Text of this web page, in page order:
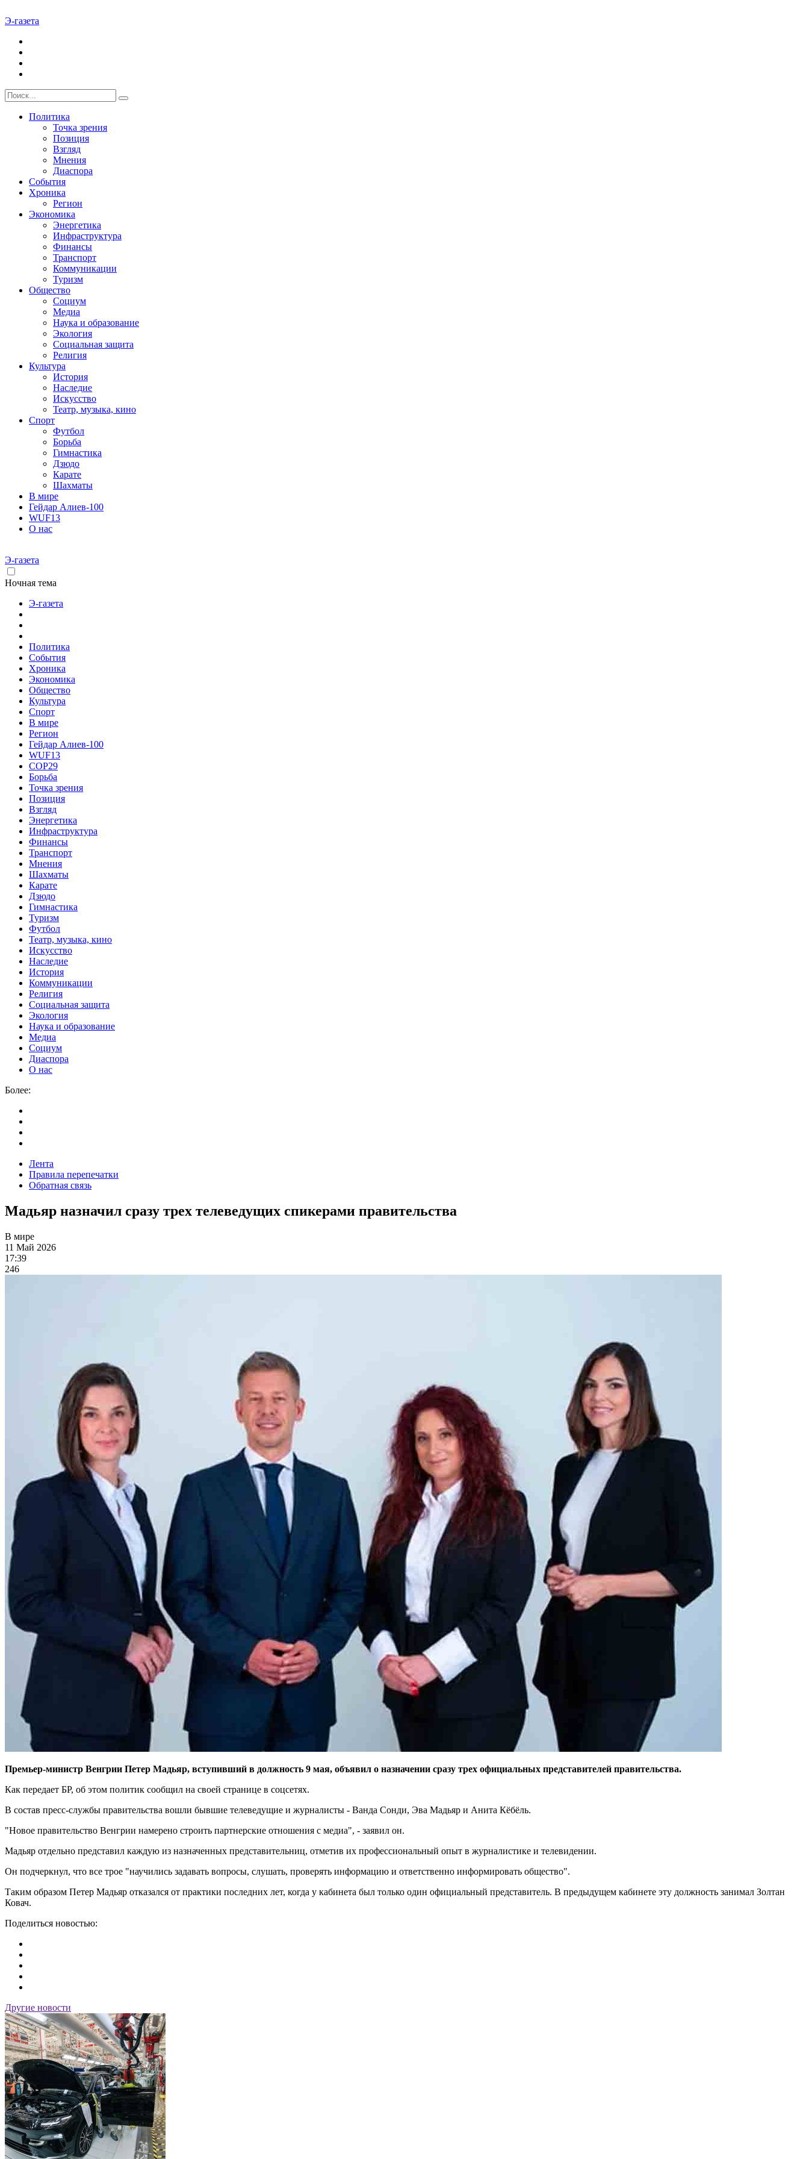
Э-газета
Политика
Точка зрения
Позиция
Взгляд
Мнения
Диаспора
События
Хроника
Регион
Экономика
Энергетика
Инфраструктура
Финансы
Транспорт
Коммуникации
Туризм
Общество
Социум
Медиа
Наука и образование
Экология
Социальная защита
Религия
Культура
История
Наследие
Искусство
Театр, музыка, кино
Спорт
Футбол
Борьба
Гимнастика
Дзюдо
Карате
Шахматы
В мире
Гейдар Алиев-100
WUF13
О нас
Э-газета
Ночная тема
Э-газета
Политика
События
Хроника
Экономика
Общество
Культура
Спорт
В мире
Регион
Гейдар Алиев-100
WUF13
COP29
Борьба
Точка зрения
Позиция
Взгляд
Энергетика
Инфраструктура
Финансы
Транспорт
Мнения
Шахматы
Карате
Дзюдо
Гимнастика
Туризм
Футбол
Театр, музыка, кино
Искусство
Наследие
История
Коммуникации
Религия
Социальная защита
Экология
Наука и образование
Медиа
Социум
Диаспора
О нас
Более:
Лента
Правила перепечатки
Обратная связь
Мадьяр назначил сразу трех телеведущих спикерами правительства
В мире
11 Май 2026
17:39
246
Премьер-министр Венгрии Петер Мадьяр, вступивший в должность 9 мая, объявил о назначении сразу трех официальных представителей правительства.
Как передает БР, об этом политик сообщил на своей странице в соцсетях.
В состав пресс-службы правительства вошли бывшие телеведущие и журналисты - Ванда Сонди, Эва Мадьяр и Анита Кёбёль.
"Новое правительство Венгрии намерено строить партнерские отношения с медиа", - заявил он.
Мадьяр отдельно представил каждую из назначенных представительниц, отметив их профессиональный опыт в журналистике и телевидении.
Он подчеркнул, что все трое "научились задавать вопросы, слушать, проверять информацию и ответственно информировать общество".
Таким образом Петер Мадьяр отказался от практики последних лет, когда у кабинета был только один официальный представитель. В предыдущем кабинете эту должность занимал Золтан
Ковач.
Поделиться новостью:
Другие новости